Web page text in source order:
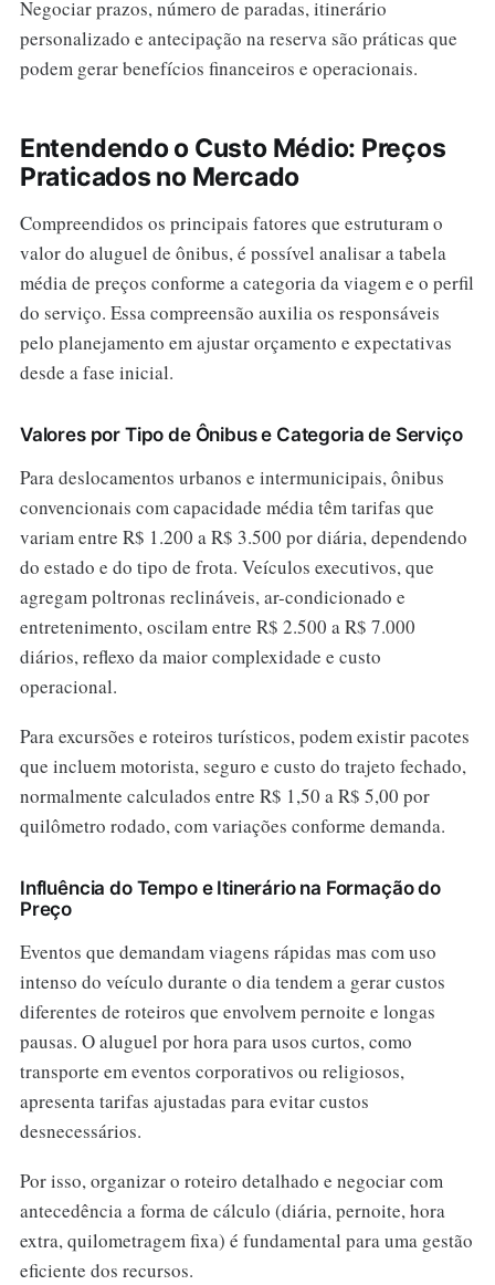
Negociar prazos, número de paradas, itinerário
personalizado e antecipação na reserva são práticas que
podem gerar benefícios financeiros e operacionais.
Entendendo o Custo Médio: Preços
Praticados no Mercado
Compreendidos os principais fatores que estruturam o
valor do aluguel de ônibus, é possível analisar a tabela
média de preços conforme a categoria da viagem e o perfil
do serviço. Essa compreensão auxilia os responsáveis
pelo planejamento em ajustar orçamento e expectativas
desde a fase inicial.
Valores por Tipo de Ônibus e Categoria de Serviço
Para deslocamentos urbanos e intermunicipais, ônibus
convencionais com capacidade média têm tarifas que
variam entre R$ 1.200 a R$ 3.500 por diária, dependendo
do estado e do tipo de frota. Veículos executivos, que
agregam poltronas reclináveis, ar-condicionado e
entretenimento, oscilam entre R$ 2.500 a R$ 7.000
diários, reflexo da maior complexidade e custo
operacional.
Para excursões e roteiros turísticos, podem existir pacotes
que incluem motorista, seguro e custo do trajeto fechado,
normalmente calculados entre R$ 1,50 a R$ 5,00 por
quilômetro rodado, com variações conforme demanda.
Influência do Tempo e Itinerário na Formação do
Preço
Eventos que demandam viagens rápidas mas com uso
intenso do veículo durante o dia tendem a gerar custos
diferentes de roteiros que envolvem pernoite e longas
pausas. O aluguel por hora para usos curtos, como
transporte em eventos corporativos ou religiosos,
apresenta tarifas ajustadas para evitar custos
desnecessários.
Por isso, organizar o roteiro detalhado e negociar com
antecedência a forma de cálculo (diária, pernoite, hora
extra, quilometragem fixa) é fundamental para uma gestão
eficiente dos recursos.